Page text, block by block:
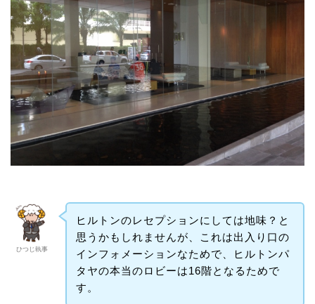
ひつじ執事
ヒルトンのレセプションにしては地味？と
思うかもしれませんが、これは出入り口の
インフォメーションなためで、ヒルトンパ
タヤの本当のロビーは16階となるためで
す。